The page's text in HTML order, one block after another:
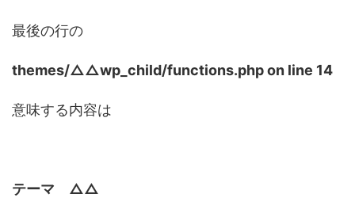
最後の行の
themes/△△wp_child/functions.php on line 14
意味する内容は
テーマ △△